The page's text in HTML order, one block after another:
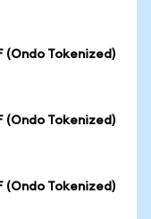
(Ondo Tokenized)
(Ondo Tokenized)
(Ondo Tokenized)